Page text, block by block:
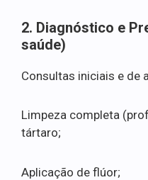
2. Diagnóstico e
saúde)
Consultas iniciais e de
Limpeza completa
tártaro;
Aplicação de flúor;